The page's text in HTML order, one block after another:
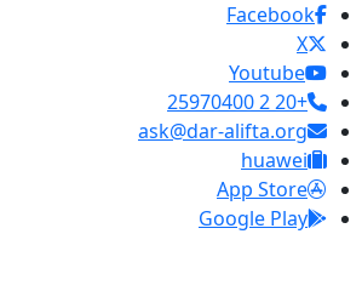
Facebook
X
Youtube
+20 2 25970400
ask@dar-alifta.org
huawei
App Store
Google Play